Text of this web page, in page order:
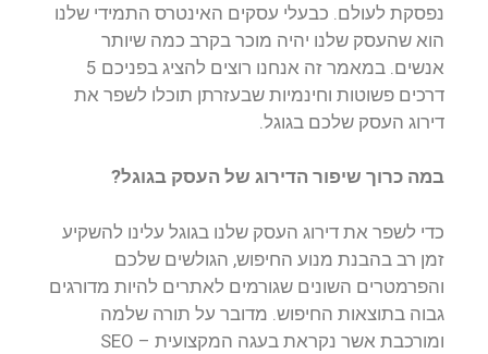
נפסקת לעולם. כבעלי עסקים האינטרס התמידי שלנו
הוא שהעסק שלנו יהיה מוכר בקרב כמה שיותר
אנשים. במאמר זה אנחנו רוצים להציג בפניכם 5
דרכים פשוטות וחינמיות שבעזרתן תוכלו לשפר את
דירוג העסק שלכם בגוגל.
במה כרוך שיפור הדירוג של העסק בגוגל?
כדי לשפר את דירוג העסק שלנו בגוגל עלינו להשקיע
זמן רב בהבנת מנוע החיפוש, הגולשים שלכם
והפרמטרים השונים שגורמים לאתרים להיות מדורגים
גבוה בתוצאות החיפוש. מדובר על תורה שלמה
ומורכבת אשר נקראת בעגה המקצועית – SEO